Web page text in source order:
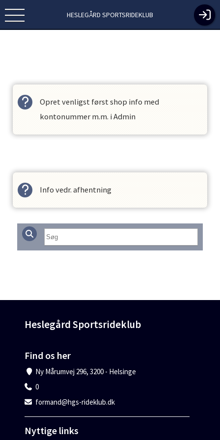
HESLEGÅRD SPORTSRIDEKLUB
Opret venligst først shop info med
kontonummer m.m. i Admin
Info vedr. afhentning
Heslegård Sportsrideklub
Find os her
Ny Mårumvej 296, 3200 - Helsinge
0
formand@hgs-rideklub.dk
Nyttige links